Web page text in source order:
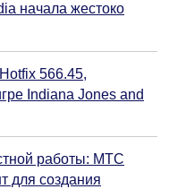
начала жестоко
566.45,
Indiana Jones and
работы: МТС
для создания